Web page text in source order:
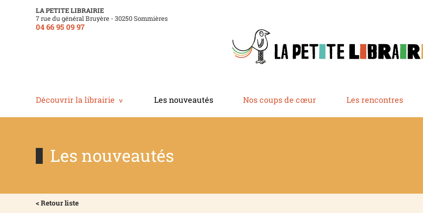
LA PETITE LIBRAIRIE
7 rue du général Bruyère - 30250 Sommières
04 66 95 09 97
Découvrir la librairie Les nouveautés Nos coups de cœur Les rencontres
Les nouveautés
< Retour liste